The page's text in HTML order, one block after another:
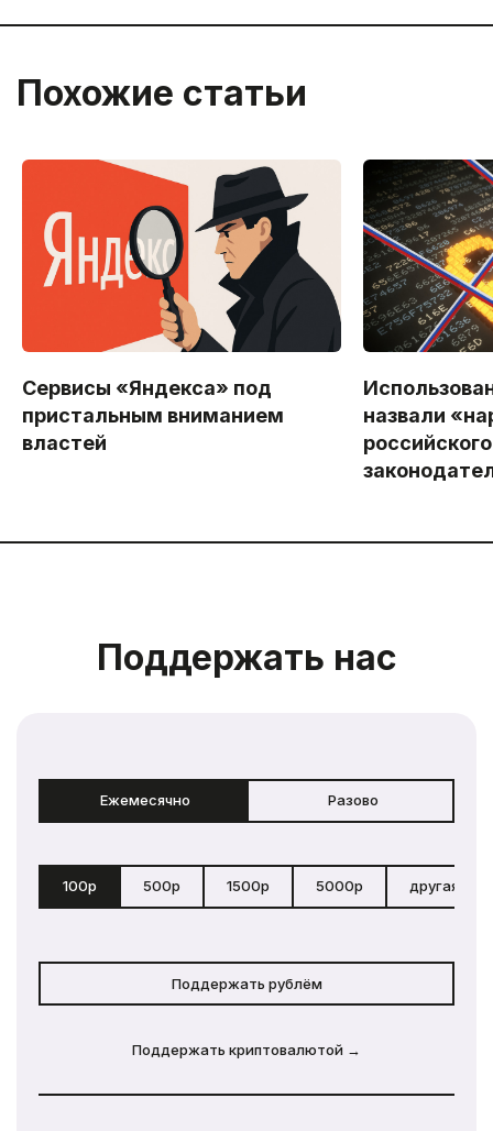
Похожие статьи
Сервисы «Яндекса» под
пристальным вниманием
властей
назвали
российского
Поддержать нас
Ежемесячно Разово
100р 500р 1500р 5000р другая
Поддержать рублём
Поддержать криптовалютой →